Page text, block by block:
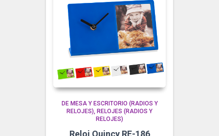
DE MESA Y ESCRITORIO (RADIOS Y
RELOJES)
RELOJES (RADIOS Y
RELOJES)
Reloj Quincy RE-186